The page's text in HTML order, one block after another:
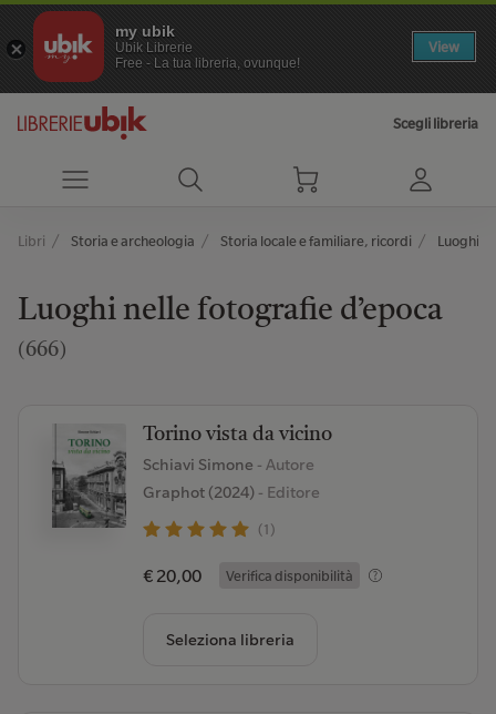
my ubik
Ubik Librerie
Free - La tua libreria, ovunque!
View
Scegli libreria
Libri Storia e archeologia Storia locale e familiare, ricordi Luoghi
Luoghi nelle fotografie d’epoca
(666)
Torino vista da vicino
Schiavi Simone - Autore
Graphot (2024)- Editore
(1)
€ 20,00 Verifica disponibilità
Seleziona libreria